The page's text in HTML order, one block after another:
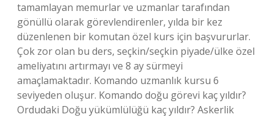
tamamlayan memurlar ve uzmanlar tarafından
gönüllü olarak görevlendirenler, yılda bir kez
düzenlenen bir komutan özel kurs için başvururlar.
Çok zor olan bu ders, seçkin/seçkin piyade/ülke özel
ameliyatını artırmayı ve 8 ay sürmeyi
amaçlamaktadır. Komando uzmanlık kursu 6
seviyeden oluşur. Komando doğu görevi kaç yıldır?
Ordudaki Doğu yükümlülüğü kaç yıldır? Askerlik